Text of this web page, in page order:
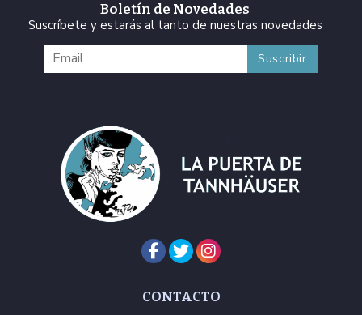
Boletín de Novedades
Suscríbete y estarás al tanto de nuestras novedades
CONTACTO